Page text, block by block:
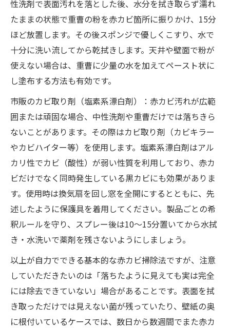
性洗剤で表面汚れを落とした後、水分を拭き取らず濡れ
たままの状態で重曹の粉を赤カビ箇所に振りかけ、15分
ほど放置します。その後スポンジで優しくこすり、水で
十分に洗い流してから乾拭きします。天井や壁面で粉が
使えない場合は、重曹に少量の水を加えてペースト状に
し塗布する方法も有効です。
市販のカビ取り剤（塩素系漂白剤）：赤カビ汚れが広範
囲または頑固な場合、中性洗剤や重曹だけでは落ちきら
ないことがあります。その際はカビ取り剤（カビキラー
やカビハイター等）を使用します。塩素系漂白剤はアル
カリ性でカビ（酸性）が弱い性質を利用しており、赤カ
ビだけでなく同時発生している黒カビにも効果がありま
す。使用時は換気扇を回し窓を全開にするとともに、先
述したように保護具を着用してください。製品ごとの希
釈ルールを守り、スプレー後は10～15分置いてから水拭
き・水洗いで薬剤を残さないようにしましょう。
以上が自力でできる基本的な赤カビ掃除法ですが、注意
していただきたいのは「落ちたように見えても実は完全
には除去できていない」場合があることです。表面を拭
き取っただけでは見えない菌が残っていたり、壁紙の奥
に根付いているケースでは、数日から数週間でまた赤カ